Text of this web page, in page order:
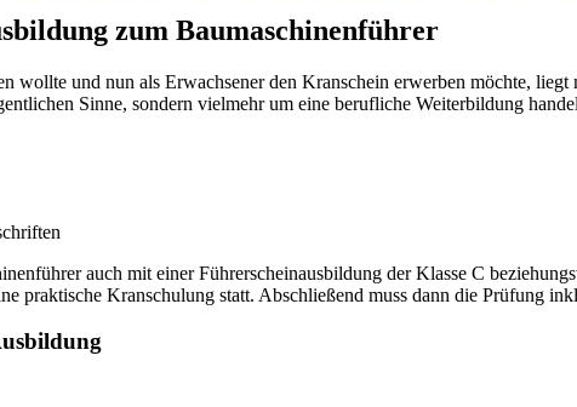
zum Baumaschinenführer
wollte und nun als Erwachsener den Kranschein erwerben möchte,
Sinne, sondern vielmehr um eine berufliche Weiterbildung
auch mit einer Führerscheinausbildung der Klasse C
praktische Kranschulung statt. Abschließend muss dann die Prüfung